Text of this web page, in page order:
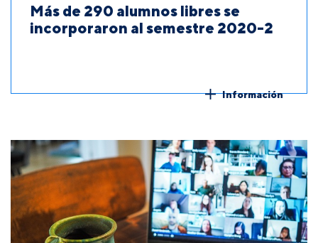
Más de 290 alumnos libres se
incorporaron al semestre 2020-2
Información